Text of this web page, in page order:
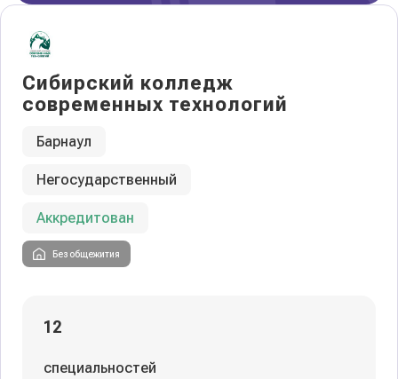
Сибирский колледж
современных технологий
Барнаул
Негосударственный
Аккредитован
Без общежития
12
специальностей